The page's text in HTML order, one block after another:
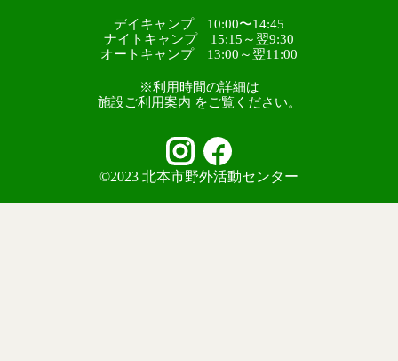
デイキャンプ 10:00〜14:45
ナイトキャンプ 15:15～翌9:30
オートキャンプ 13:00～翌11:00
※利用時間の詳細は
施設ご利用案内 をご覧ください。
©2023 北本市野外活動センター